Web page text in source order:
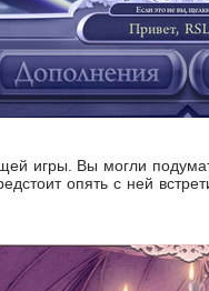
игры. Вы могли
опять с ней